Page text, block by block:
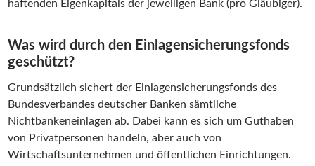
haftenden Eigenkapitals der jeweiligen Bank (pro Gläubiger).
Was wird durch den Einlagensicherungsfonds
geschützt?
Grundsätzlich sichert der Einlagensicherungsfonds des
Bundesverbandes deutscher Banken sämtliche
Nichtbankeneinlagen ab. Dabei kann es sich um Guthaben
von Privatpersonen handeln, aber auch von
Wirtschaftsunternehmen und öffentlichen Einrichtungen.